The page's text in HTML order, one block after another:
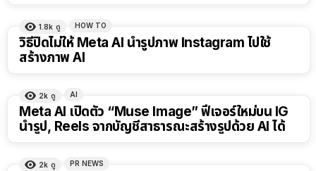
1.8k ดู HOW TO
วิธีปิดไม่ให้ Meta AI นำรูปภาพ Instagram ไปใช้
สร้างภาพ AI
2k ดู AI
Meta AI เปิดตัว “Muse Image” ฟีเจอร์ใหม่บน IG
นำรูป, Reels จากบัญชีสาธารณะสร้างรูปด้วย AI ได้
2k ดู PR NEWS